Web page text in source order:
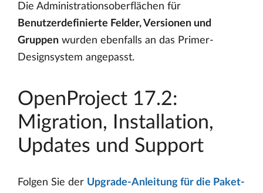
Die Administrationsoberflächen für
Benutzerdefinierte Felder, Versionen und
Gruppen wurden ebenfalls an das Primer-
Designsystem angepasst.
OpenProject 17.2:
Migration, Installation,
Updates und Support
Folgen Sie der Upgrade-Anleitung für die Paket-